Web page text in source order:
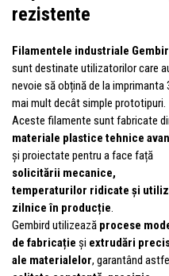
rezistente
Filamentele industriale
sunt destinate utilizatorilor care
nevoie să obțină de la imprimanta
mai mult decât simple prototipuri.
Aceste filamente sunt fabricate
materiale plastice tehnice
și proiectate pentru a face față
solicitării mecanice,
temperaturilor ridicate și
zilnice în producție.
Gembird utilizează procese
de fabricație și extrudări
ale materialelor, garantând